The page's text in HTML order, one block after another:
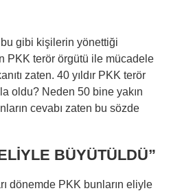
gibi kişilerin yönettiği
PKK terör örgütü ile mücadele
zaten. 40 yıldır PKK terör
oldu? Neden 50 bine yakın
cevabı zaten bu sözde
BÜYÜTÜLDÜ”
dönemde PKK bunların eliyle